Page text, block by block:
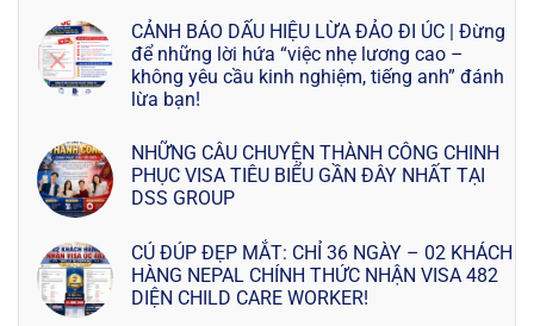
CẢNH BÁO DẤU HIỆU LỪA ĐẢO ĐI ÚC | Đừng
để những lời hứa “việc nhẹ lương cao –
không yêu cầu kinh nghiệm, tiếng anh” đánh
lừa bạn!
NHỮNG CÂU CHUYỆN THÀNH CÔNG CHINH
PHỤC VISA TIÊU BIỂU GẦN ĐÂY NHẤT TẠI
DSS GROUP
CÚ ĐÚP ĐẸP MẮT: CHỈ 36 NGÀY – 02 KHÁCH
HÀNG NEPAL CHÍNH THỨC NHẬN VISA 482
DIỆN CHILD CARE WORKER!